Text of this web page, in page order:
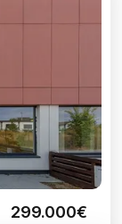
299.000€